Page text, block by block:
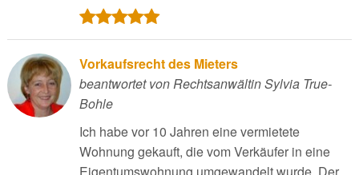
Vorkaufsrecht des Mieters
beantwortet von Rechtsanwältin Sylvia True-
Bohle
Ich habe vor 10 Jahren eine vermietete
Wohnung gekauft, die vom Verkäufer in eine